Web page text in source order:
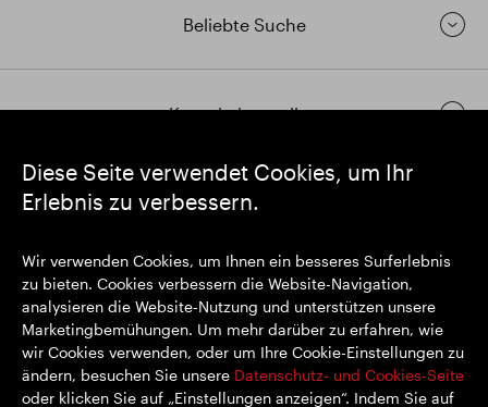
Diese Seite verwendet Cookies, um Ihr
Erlebnis zu verbessern.
Wir verwenden Cookies, um Ihnen ein besseres Surferlebnis
zu bieten. Cookies verbessern die Website-Navigation,
analysieren die Website-Nutzung und unterstützen unsere
Marketingbemühungen. Um mehr darüber zu erfahren, wie
wir Cookies verwenden, oder um Ihre Cookie-Einstellungen zu
ändern, besuchen Sie unsere Datenschutz- und Cookies-Seite
oder klicken Sie auf „Einstellungen anzeigen“. Indem Sie auf
Beliebte Suche
Kontakt herstellen
https://www.linkedin.com/
Eingetragener Sitz: 1 New Burlington Place, London W1S 2HR
Im Vereinigten Königreich registrierte Nr. 167591
Registrierungsort: England & Wales
© SEGRO 2022